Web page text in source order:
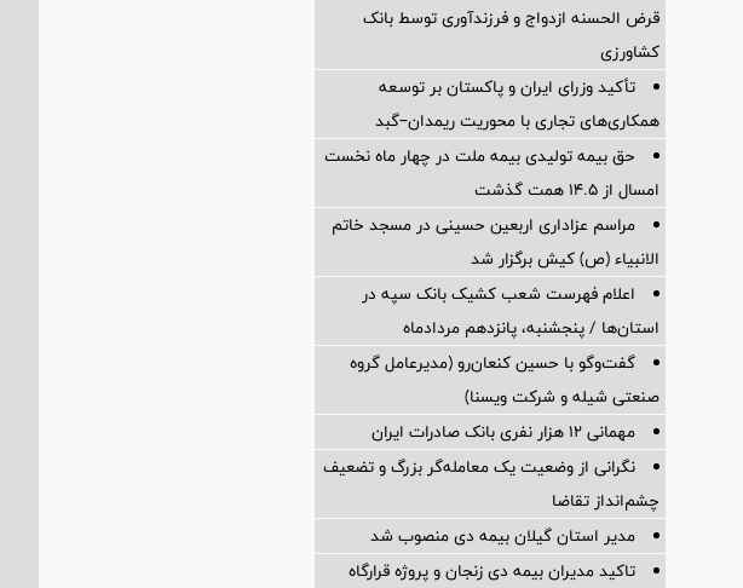
قرض الحسنه ازدواج و فرزندآوری توسط بانک
کشاورزی
تأکید وزرای ایران و پاکستان بر توسعه
همکاری‌های تجاری با محوریت ریمدان–گبد
حق بیمه تولیدی بیمه ملت در چهار ماه نخست
امسال از 14.5 همت گذشت
مراسم عزاداری اربعین حسینی در مسجد خاتم
‌الانبیاء (ص) کیش برگزار شد
اعلام فهرست شعب کشیک بانک سپه در
استان‌ها / پنجشنبه، پانزدهم مردادماه
گفت‌وگو با حسین كنعان‌رو (مدیرعامل گروه
صنعتی شیله و شركت ویسنا)
مهمانی ۱۲ هزار نفری بانک صادرات ایران
نگرانی از وضعیت یک معامله‌گر بزرگ و تضعیف
چشم‌انداز تقاضا
مدیر استان گیلان بیمه دی منصوب شد
تاکید مدیران بیمه دی زنجان و پروژه قرارگاه